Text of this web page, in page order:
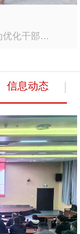
近年来，颍上县坚持把选调生工作作为优化干部队伍结构的基础性工程来抓，拧紧“育管用”全链条，着力打造...
信息动态